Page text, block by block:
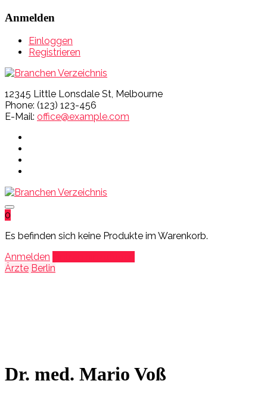
Anmelden
Einloggen
Registrieren
12345 Little Lonsdale St, Melbourne
Phone: (123) 123-456
E-Mail: office@example.com
0
Es befinden sich keine Produkte im Warenkorb.
Anmelden
Ärzte Berlin
Dr. med. Mario Voß